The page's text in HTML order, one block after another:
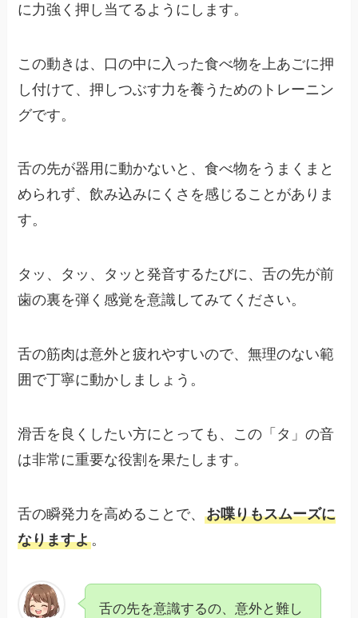
に力強く押し当てるようにします。
この動きは、口の中に入った食べ物を上あごに押
し付けて、押しつぶす力を養うためのトレーニン
グです。
舌の先が器用に動かないと、食べ物をうまくまと
められず、飲み込みにくさを感じることがありま
す。
タッ、タッ、タッと発音するたびに、舌の先が前
歯の裏を弾く感覚を意識してみてください。
舌の筋肉は意外と疲れやすいので、無理のない範
囲で丁寧に動かしましょう。
滑舌を良くしたい方にとっても、この「タ」の音
は非常に重要な役割を果たします。
舌の瞬発力を高めることで、お喋りもスムーズに
なりますよ。
舌の先を意識するの、意外と難し